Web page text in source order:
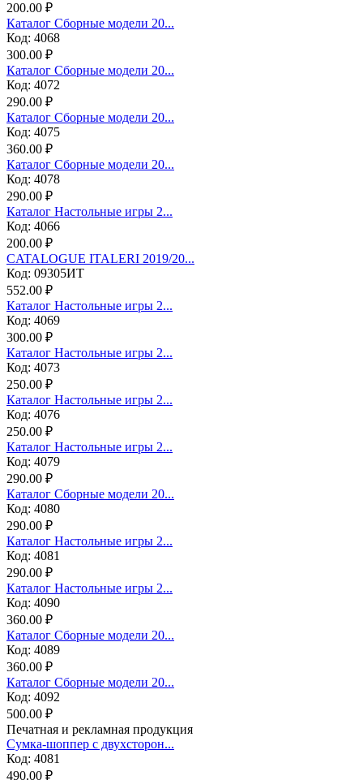
200.00 ₽
Каталог Сборные модели 20...
Код: 4068
300.00 ₽
Каталог Сборные модели 20...
Код: 4072
290.00 ₽
Каталог Сборные модели 20...
Код: 4075
360.00 ₽
Каталог Сборные модели 20...
Код: 4078
290.00 ₽
Каталог Настольные игры 2...
Код: 4066
200.00 ₽
CATALOGUE ITALERI 2019/20...
Код: 09305ИТ
552.00 ₽
Каталог Настольные игры 2...
Код: 4069
300.00 ₽
Каталог Настольные игры 2...
Код: 4073
250.00 ₽
Каталог Настольные игры 2...
Код: 4076
250.00 ₽
Каталог Настольные игры 2...
Код: 4079
290.00 ₽
Каталог Сборные модели 20...
Код: 4080
290.00 ₽
Каталог Настольные игры 2...
Код: 4081
290.00 ₽
Каталог Настольные игры 2...
Код: 4090
360.00 ₽
Каталог Сборные модели 20...
Код: 4089
360.00 ₽
Каталог Сборные модели 20...
Код: 4092
500.00 ₽
Печатная и рекламная продукция
Сумка-шоппер с двухсторон...
Код: 4081
490.00 ₽